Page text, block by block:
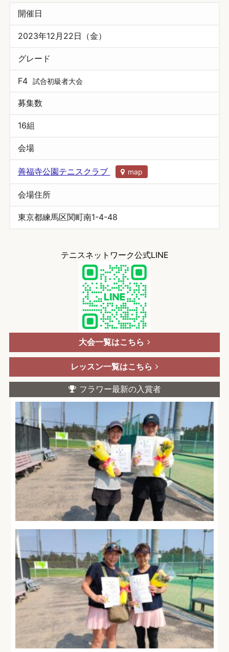
開催日
2023年12月22日（金）
グレード
F4 試合初級者大会
募集数
16組
会場
善福寺公園テニスクラブ map
会場住所
東京都練馬区関町南1-4-48
テニスネットワーク公式LINE
大会一覧はこちら
レッスン一覧はこちら
フラワー最新の入賞者